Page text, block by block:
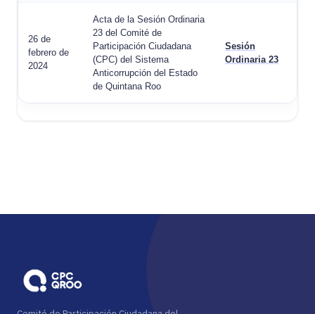
26 de
febrero de
2024
Acta de la Sesión Ordinaria
23 del Comité de
Participación Ciudadana
(CPC) del Sistema
Anticorrupción del Estado
de Quintana Roo
Sesión
Ordinaria 23